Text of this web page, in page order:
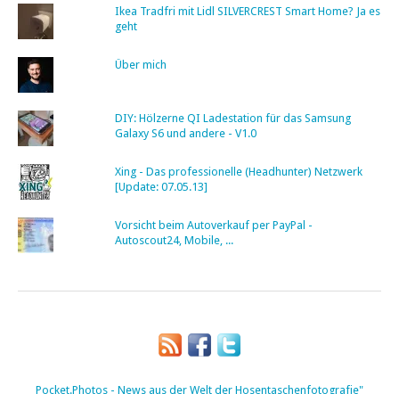
Ikea Tradfri mit Lidl SILVERCREST Smart Home? Ja es
geht
Über mich
DIY: Hölzerne QI Ladestation für das Samsung
Galaxy S6 und andere - V1.0
Xing - Das professionelle (Headhunter) Netzwerk
[Update: 07.05.13]
Vorsicht beim Autoverkauf per PayPal -
Autoscout24, Mobile, ...
Pocket.Photos - News aus der Welt der Hosentaschenfotografie"